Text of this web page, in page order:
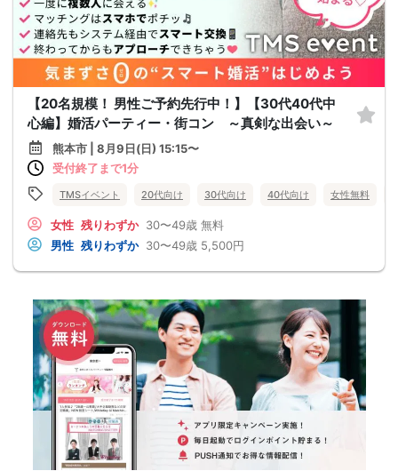
【20名規模！ 男性ご予約先行中！】【30代40代中
心編】婚活パーティー・街コン ～真剣な出会い～
熊本市 | 8月9日(日) 15:15〜
受付終了まで1分
TMSイベント 20代向け 30代向け 40代向け 女性無料
女性 残りわずか 30〜49歳 無料
男性 残りわずか 30〜49歳 5,500円